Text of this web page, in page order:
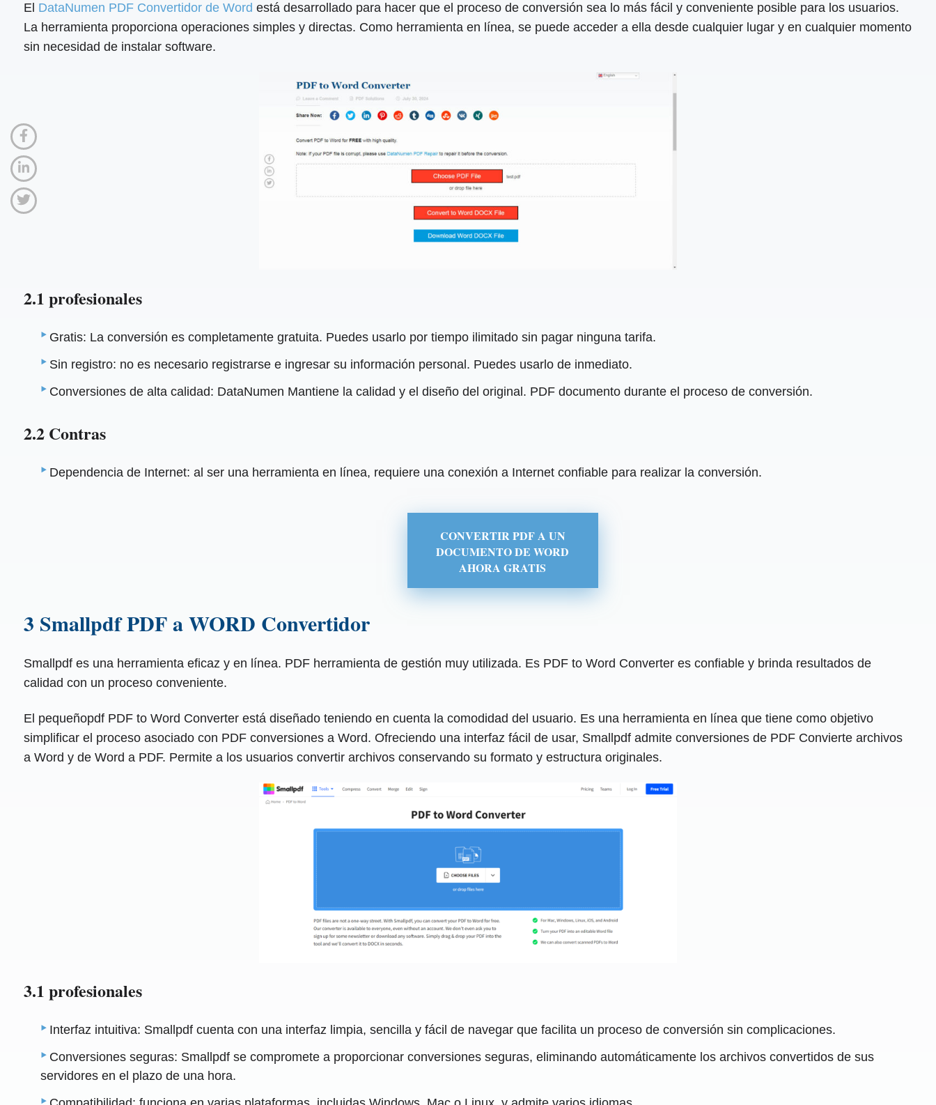
El DataNumen PDF Convertidor de Word está desarrollado para hacer que el proceso de conversión sea lo más fácil y conveniente posible para los usuarios.
La herramienta proporciona operaciones simples y directas. Como herramienta en línea, se puede acceder a ella desde cualquier lugar y en cualquier momento
sin necesidad de instalar software.
2.1 profesionales
Gratis: La conversión es completamente gratuita. Puedes usarlo por tiempo ilimitado sin pagar ninguna tarifa.
Sin registro: no es necesario registrarse e ingresar su información personal. Puedes usarlo de inmediato.
Conversiones de alta calidad: DataNumen Mantiene la calidad y el diseño del original. PDF documento durante el proceso de conversión.
2.2 Contras
Dependencia de Internet: al ser una herramienta en línea, requiere una conexión a Internet confiable para realizar la conversión.
CONVERTIR PDF A UN
DOCUMENTO DE WORD
AHORA GRATIS
3 Smallpdf PDF a WORD Convertidor
Smallpdf es una herramienta eficaz y en línea. PDF herramienta de gestión muy utilizada. Es PDF to Word Converter es confiable y brinda resultados de
calidad con un proceso conveniente.
El pequeñopdf PDF to Word Converter está diseñado teniendo en cuenta la comodidad del usuario. Es una herramienta en línea que tiene como objetivo
simplificar el proceso asociado con PDF conversiones a Word. Ofreciendo una interfaz fácil de usar, Smallpdf admite conversiones de PDF Convierte archivos
a Word y de Word a PDF. Permite a los usuarios convertir archivos conservando su formato y estructura originales.
3.1 profesionales
Interfaz intuitiva: Smallpdf cuenta con una interfaz limpia, sencilla y fácil de navegar que facilita un proceso de conversión sin complicaciones.
Conversiones seguras: Smallpdf se compromete a proporcionar conversiones seguras, eliminando automáticamente los archivos convertidos de sus
servidores en el plazo de una hora.